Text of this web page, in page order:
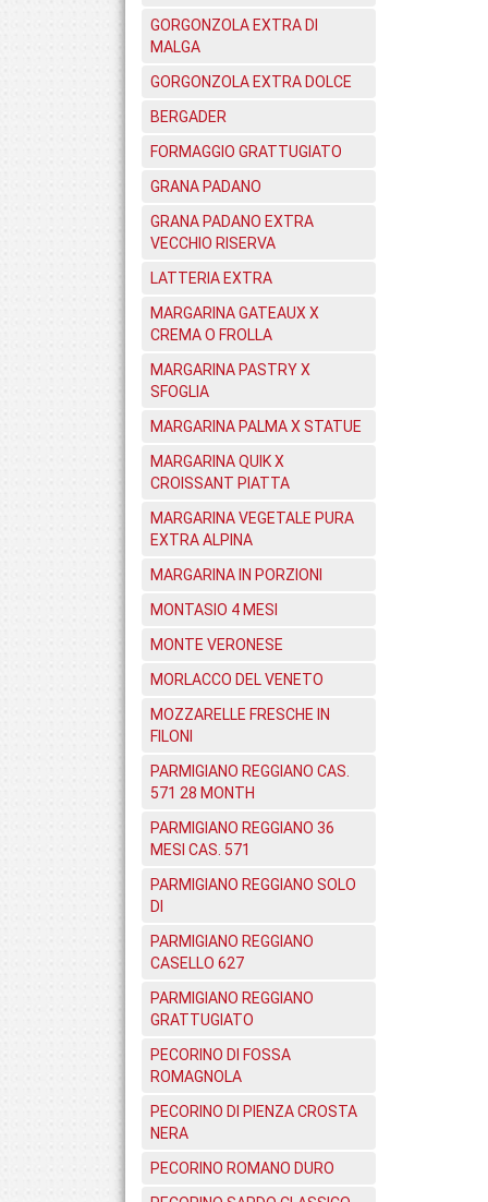
GORGONZOLA EXTRA DI
MALGA
GORGONZOLA EXTRA DOLCE
BERGADER
FORMAGGIO GRATTUGIATO
GRANA PADANO
GRANA PADANO EXTRA
VECCHIO RISERVA
LATTERIA EXTRA
MARGARINA GATEAUX X
CREMA O FROLLA
MARGARINA PASTRY X
SFOGLIA
MARGARINA PALMA X STATUE
MARGARINA QUIK X
CROISSANT PIATTA
MARGARINA VEGETALE PURA
EXTRA ALPINA
MARGARINA IN PORZIONI
MONTASIO 4 MESI
MONTE VERONESE
MORLACCO DEL VENETO
MOZZARELLE FRESCHE IN
FILONI
PARMIGIANO REGGIANO CAS.
571 28 MONTH
PARMIGIANO REGGIANO 36
MESI CAS. 571
PARMIGIANO REGGIANO SOLO
DI
PARMIGIANO REGGIANO
CASELLO 627
PARMIGIANO REGGIANO
GRATTUGIATO
PECORINO DI FOSSA
ROMAGNOLA
PECORINO DI PIENZA CROSTA
NERA
PECORINO ROMANO DURO